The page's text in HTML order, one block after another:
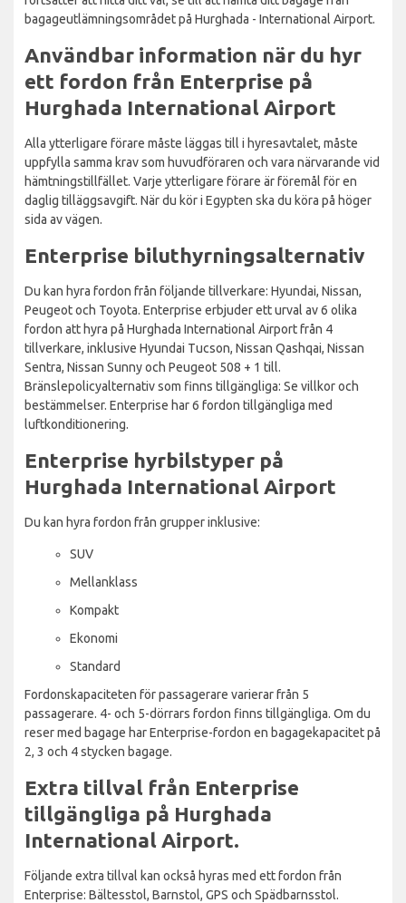
bagageutlämningsområdet på Hurghada - International Airport.
Användbar information när du hyr
ett fordon från Enterprise på
Hurghada International Airport
Alla ytterligare förare måste läggas till i hyresavtalet, måste
uppfylla samma krav som huvudföraren och vara närvarande vid
hämtningstillfället. Varje ytterligare förare är föremål för en
daglig tilläggsavgift. När du kör i Egypten ska du köra på höger
sida av vägen.
Enterprise biluthyrningsalternativ
Du kan hyra fordon från följande tillverkare: Hyundai, Nissan,
Peugeot och Toyota. Enterprise erbjuder ett urval av 6 olika
fordon att hyra på Hurghada International Airport från 4
tillverkare, inklusive Hyundai Tucson, Nissan Qashqai, Nissan
Sentra, Nissan Sunny och Peugeot 508 + 1 till.
Bränslepolicyalternativ som finns tillgängliga: Se villkor och
bestämmelser. Enterprise har 6 fordon tillgängliga med
luftkonditionering.
Enterprise hyrbilstyper på
Hurghada International Airport
Du kan hyra fordon från grupper inklusive:
SUV
Mellanklass
Kompakt
Ekonomi
Standard
Fordonskapaciteten för passagerare varierar från 5
passagerare. 4- och 5-dörrars fordon finns tillgängliga. Om du
reser med bagage har Enterprise-fordon en bagagekapacitet på
2, 3 och 4 stycken bagage.
Extra tillval från Enterprise
tillgängliga på Hurghada
International Airport.
Följande extra tillval kan också hyras med ett fordon från
Enterprise: Bältesstol, Barnstol, GPS och Spädbarnsstol.